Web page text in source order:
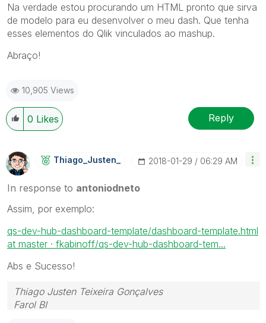
Na verdade estou procurando um HTML pronto que sirva
de modelo para eu desenvolver o meu dash. Que tenha
esses elementos do Qlik vinculados ao mashup.
Abraço!
10,905 Views
0 Likes Reply
Thiago_Justen_ ‎2018-01-29 06:29 AM
In response to antoniodneto
Assim, por exemplo:
qs-dev-hub-dashboard-template/dashboard-template.html
at master · fkabinoff/qs-dev-hub-dashboard-tem...
Abs e Sucesso!
Thiago Justen Teixeira Gonçalves
Farol BI